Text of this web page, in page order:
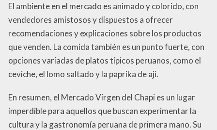
El ambiente en el mercado es animado y colorido, con
vendedores amistosos y dispuestos a ofrecer
recomendaciones y explicaciones sobre los productos
que venden. La comida también es un punto fuerte, con
opciones variadas de platos típicos peruanos, como el
ceviche, el lomo saltado y la paprika de ají.
En resumen, el Mercado Virgen del Chapi es un lugar
imperdible para aquellos que buscan experimentar la
cultura y la gastronomía peruana de primera mano. Su